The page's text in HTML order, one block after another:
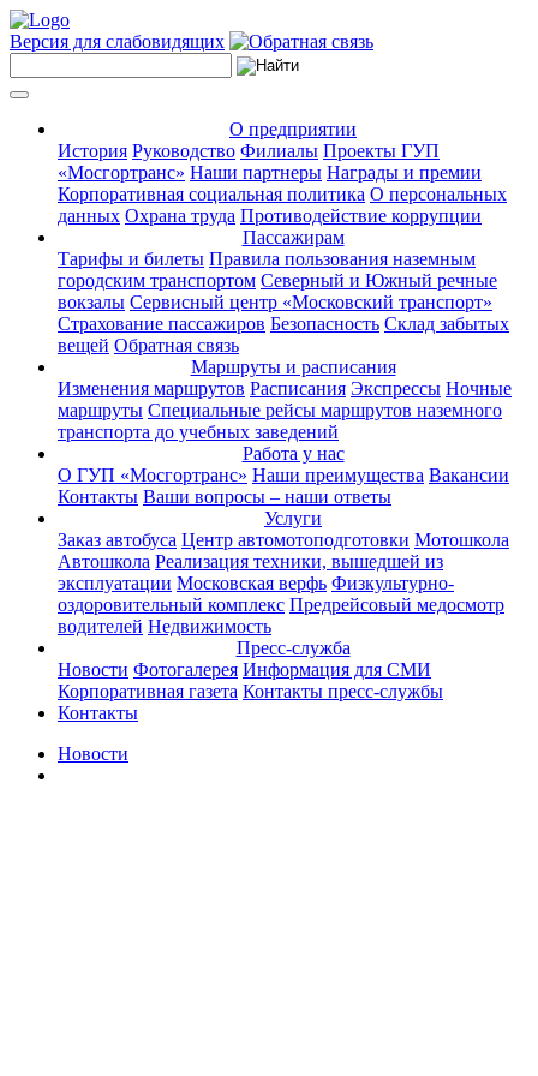
Версия для слабовидящих
О предприятии
История Руководство Филиалы Проекты ГУП
«Мосгортранс» Наши партнеры Награды и премии
Корпоративная социальная политика О персональных
данных Охрана труда Противодействие коррупции
Пассажирам
Тарифы и билеты Правила пользования наземным
городским транспортом Северный и Южный речные
вокзалы Сервисный центр «Московский транспорт»
Страхование пассажиров Безопасность Склад забытых
вещей Обратная связь
Маршруты и расписания
Изменения маршрутов Расписания Экспрессы Ночные
маршруты Специальные рейсы маршрутов наземного
транспорта до учебных заведений
Работа у нас
О ГУП «Мосгортранс» Наши преимущества Вакансии
Контакты Ваши вопросы – наши ответы
Услуги
Заказ автобуса Центр автомотоподготовки Мотошкола
Автошкола Реализация техники, вышедшей из
эксплуатации Московская верфь Физкультурно-
оздоровительный комплекс Предрейсовый медосмотр
водителей Недвижимость
Пресс-служба
Новости Фотогалерея Информация для СМИ
Корпоративная газета Контакты пресс-службы
Контакты
Новости